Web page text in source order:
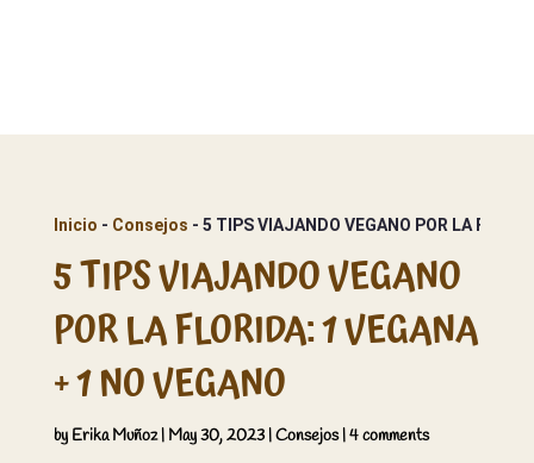
Inicio - Consejos - 5 TIPS VIAJANDO VEGANO POR LA
5 TIPS VIAJANDO VEGANO
POR LA FLORIDA: 1 VEGANA
+ 1 NO VEGANO
by Erika Muñoz| May 30, 2023|Consejos|4 comments